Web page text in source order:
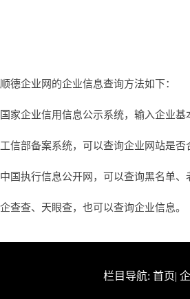
顺德企业网的企业信息查询方法如下：
国家企业信用信息公示系统，输入企业
工信部备案系统，可以查询企业网站是
中国执行信息公开网，可以查询黑名单
企查查、天眼查，也可以查询企业信息。
栏目导航: 首页|